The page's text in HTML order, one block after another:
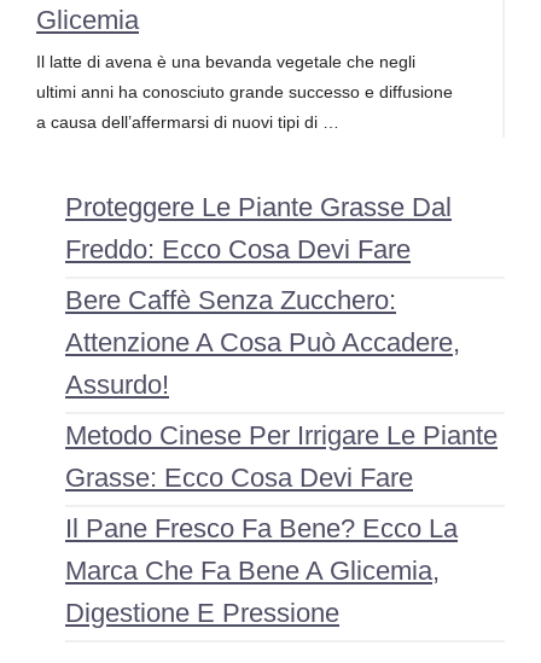
Glicemia
Il latte di avena è una bevanda vegetale che negli
ultimi anni ha conosciuto grande successo e diffusione
a causa dell’affermarsi di nuovi tipi di …
Proteggere Le Piante Grasse Dal
Freddo: Ecco Cosa Devi Fare
Bere Caffè Senza Zucchero:
Attenzione A Cosa Può Accadere,
Assurdo!
Metodo Cinese Per Irrigare Le Piante
Grasse: Ecco Cosa Devi Fare
Il Pane Fresco Fa Bene? Ecco La
Marca Che Fa Bene A Glicemia,
Digestione E Pressione